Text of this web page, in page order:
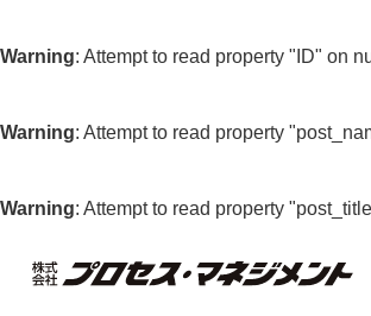
Warning: Attempt to read property "ID" on
Warning: Attempt to read property
Warning: Attempt to read property